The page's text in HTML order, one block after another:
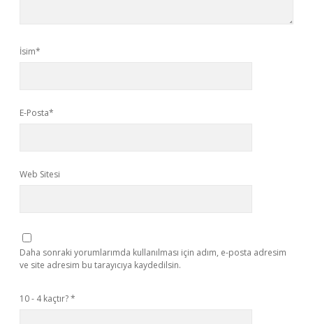
İsim*
E-Posta*
Web Sitesi
Daha sonraki yorumlarımda kullanılması için adım, e-posta adresim
ve site adresim bu tarayıcıya kaydedilsin.
10 - 4 kaçtır?*